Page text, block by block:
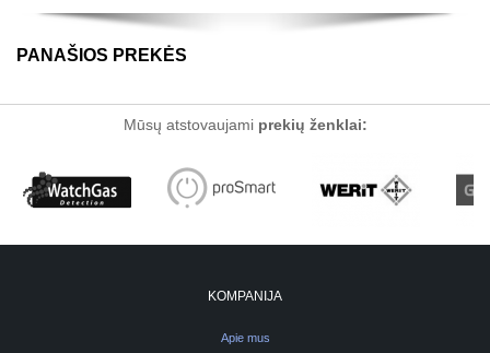
PANAŠIOS PREKĖS
Mūsų atstovaujami prekių ženklai:
KOMPANIJA
Apie mus